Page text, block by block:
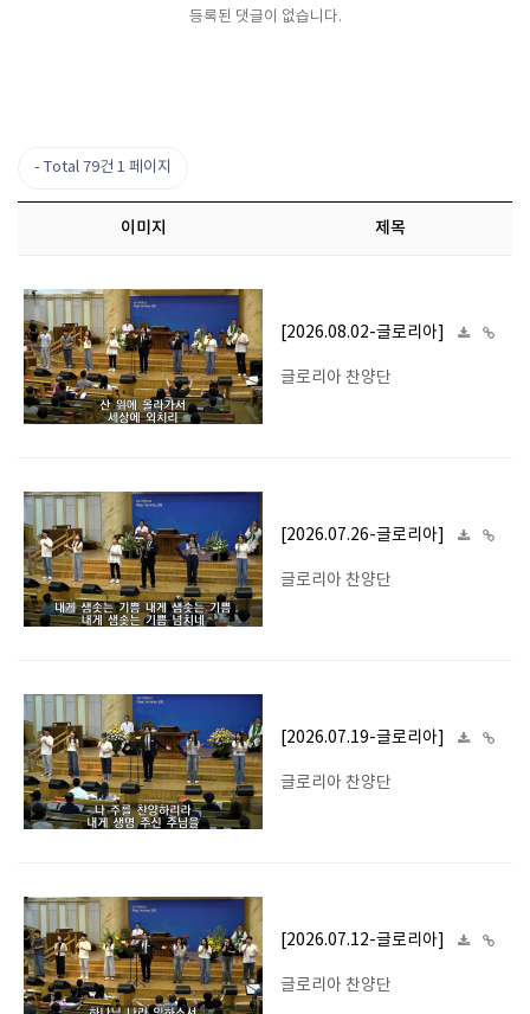
등록된 댓글이 없습니다.
Total 79건 1 페이지
이미지 제목
[2026.08.02-글로리아]
글로리아 찬양단
[2026.07.26-글로리아]
글로리아 찬양단
[2026.07.19-글로리아]
글로리아 찬양단
[2026.07.12-글로리아]
글로리아 찬양단